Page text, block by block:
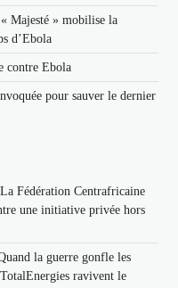
Majesté » mobilise la
d’Ebola
contre Ebola
pour sauver le dernier
Fédération Centrafricaine
une initiative privée hors
la guerre gonfle les
ravivent le